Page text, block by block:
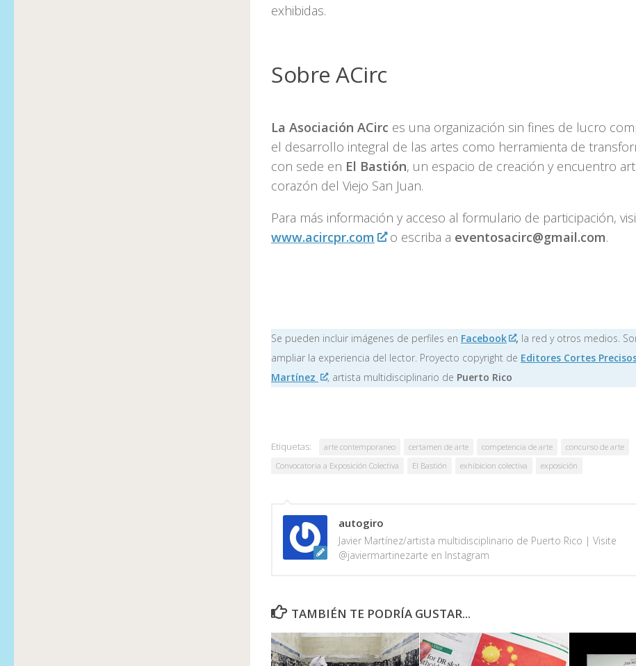
exhibidas.
Sobre ACirc
La Asociación ACirc es una organización sin fines de lucro
el desarrollo integral de las artes como herramienta de
con sede en El Bastión, un espacio de creación y encuentro
corazón del Viejo San Juan.
Para más información y acceso al formulario de participación,
www.acircpr.com
o escriba a eventosacirc@gmail.com.
Se pueden incluir imágenes de perfiles en Facebook , la red y otros medios.
ampliar la experiencia del lector. Proyecto copyright de Editores Cortes
Martínez
, artista multidisciplinario de Puerto Rico
Etiquetas: arte contemporaneo certamen de arte competencia de arte
concurso de arte
Convocatoria a Exposición Colectiva
El Bastión exhibicion colectiva exposición
autogiro
Javier Martínez/artista multidisciplinario de Puerto Rico | Visite
@javiermartinezarte en Instagram
TAMBIÉN TE PODRÍA GUSTAR...